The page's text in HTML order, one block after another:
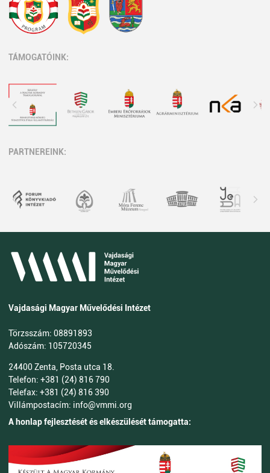
TÁMOGATÓINK:
PARTNEREINK:
Vajdasági Magyar Művelődési Intézet
Törzsszám: 08891893
Adószám: 105720345
24400 Zenta, Posta utca 18.
Telefon: +381 (24) 816 790
Telefax: +381 (24) 816 390
Villámpostacím: info@vmmi.org
A honlap fejlesztését és elkészülését támogatta: